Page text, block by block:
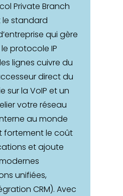
Private Branch
le standard
qui gère
protocole IP
lignes cuivre du
direct du
sur la VoIP et un
votre réseau
au monde
fortement le coût
et ajoute
unifiées,
CRM). Avec